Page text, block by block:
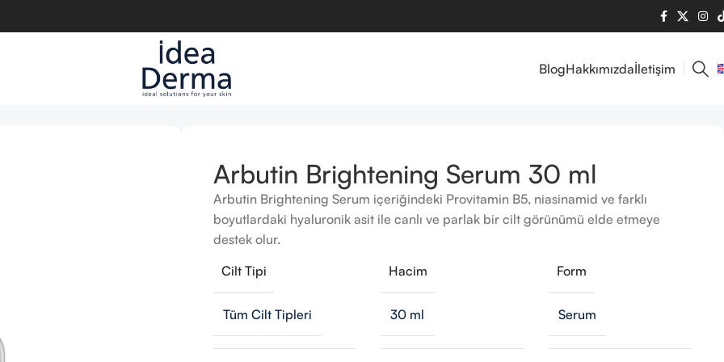
BlogHakkımızdaİletişim
Arbutin Brightening Serum 30 ml
Arbutin Brightening Serum içeriğindeki Provitamin B5, niasinamid ve farklı
boyutlardaki hyaluronik asit ile canlı ve parlak bir cilt görünümü elde etmeye
destek olur.
Cilt Tipi
Tüm Cilt Tipleri
Hacim
30 ml
Form
Serum